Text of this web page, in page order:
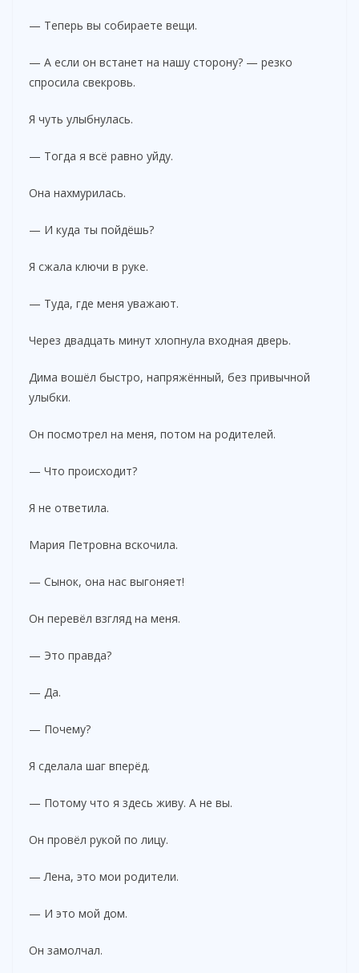
— Теперь вы собираете вещи.
— А если он встанет на нашу сторону? — резко
спросила свекровь.
Я чуть улыбнулась.
— Тогда я всё равно уйду.
Она нахмурилась.
— И куда ты пойдёшь?
Я сжала ключи в руке.
— Туда, где меня уважают.
Через двадцать минут хлопнула входная дверь.
Дима вошёл быстро, напряжённый, без привычной
улыбки.
Он посмотрел на меня, потом на родителей.
— Что происходит?
Я не ответила.
Мария Петровна вскочила.
— Сынок, она нас выгоняет!
Он перевёл взгляд на меня.
— Это правда?
— Да.
— Почему?
Я сделала шаг вперёд.
— Потому что я здесь живу. А не вы.
Он провёл рукой по лицу.
— Лена, это мои родители.
— И это мой дом.
Он замолчал.